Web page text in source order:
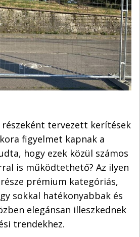
tervezett kerítések
figyelmet kapnak a
hogy ezek közül számos
is működtethető? Az ilyen
prémium kategóriás,
sokkal hatékonyabbak és
elegánsan illeszkednek
trendekhez.